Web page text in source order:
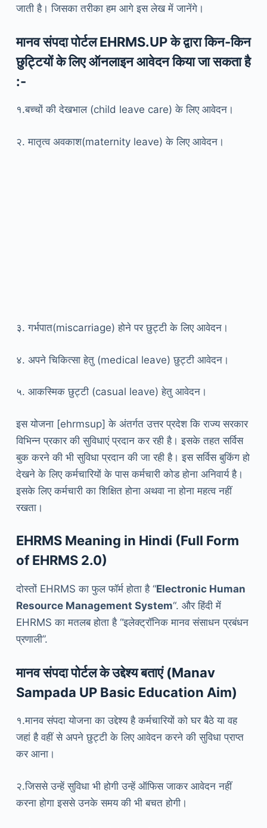
जाती है। जिसका तरीका हम आगे इस लेख में जानेंगे।
मानव संपदा पोर्टल EHRMS.UP के द्वारा किन-किन
छुट्टियों के लिए ऑनलाइन आवेदन किया जा सकता है
:-
१.बच्चों की देखभाल (child leave care) के लिए आवेदन।
२. मातृत्व अवकाश(maternity leave) के लिए आवेदन।
३. गर्भपात(miscarriage) होने पर छुट्टी के लिए आवेदन।
४. अपने चिकित्सा हेतु (medical leave) छुट्टी आवेदन।
५. आकस्मिक छुट्टी (casual leave) हेतु आवेदन।
इस योजना [ehrmsup] के अंतर्गत उत्तर प्रदेश कि राज्य सरकार
विभिन्न प्रकार की सुविधाएं प्रदान कर रही है। इसके तहत सर्विस
बुक करने की भी सुविधा प्रदान की जा रही है। इस सर्विस बुकिंग हो
देखने के लिए कर्मचारियों के पास कर्मचारी कोड होना अनिवार्य है।
इसके लिए कर्मचारी का शिक्षित होना अथवा ना होना महत्व नहीं
रखता।
EHRMS Meaning in Hindi (Full Form
of EHRMS 2.0)
दोस्तों EHRMS का फुल फॉर्म होता है “Electronic Human
Resource Management System“. और हिंदी में
EHRMS का मतलब होता है “इलेक्ट्रॉनिक मानव संसाधन प्रबंधन
प्रणाली”.
मानव संपदा पोर्टल के उद्देश्य बताएं (Manav
Sampada UP Basic Education Aim)
१.मानव संपदा योजना का उद्देश्य है कर्मचारियों को घर बैठे या वह
जहां है वहीं से अपने छुट्टी के लिए आवेदन करने की सुविधा प्राप्त
कर आना।
२.जिससे उन्हें सुविधा भी होगी उन्हें ऑफिस जाकर आवेदन नहीं
करना होगा इससे उनके समय की भी बचत होगी।